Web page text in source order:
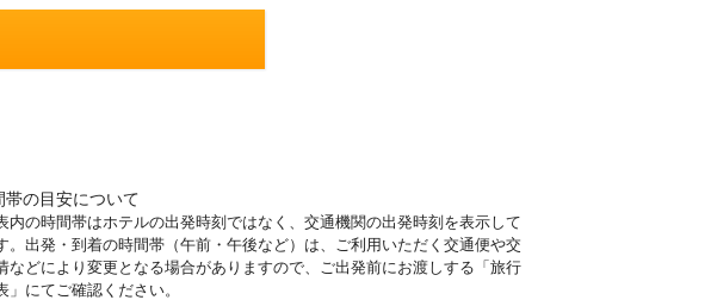
帯の目安について
内の時間帯はホテルの出発時刻ではなく、交通機関の出発時刻を表示して
。出発・到着の時間帯（午前・午後など）は、ご利用いただく交通便や交
などにより変更となる場合がありますので、ご出発前にお渡しする「旅行
」にてご確認ください。